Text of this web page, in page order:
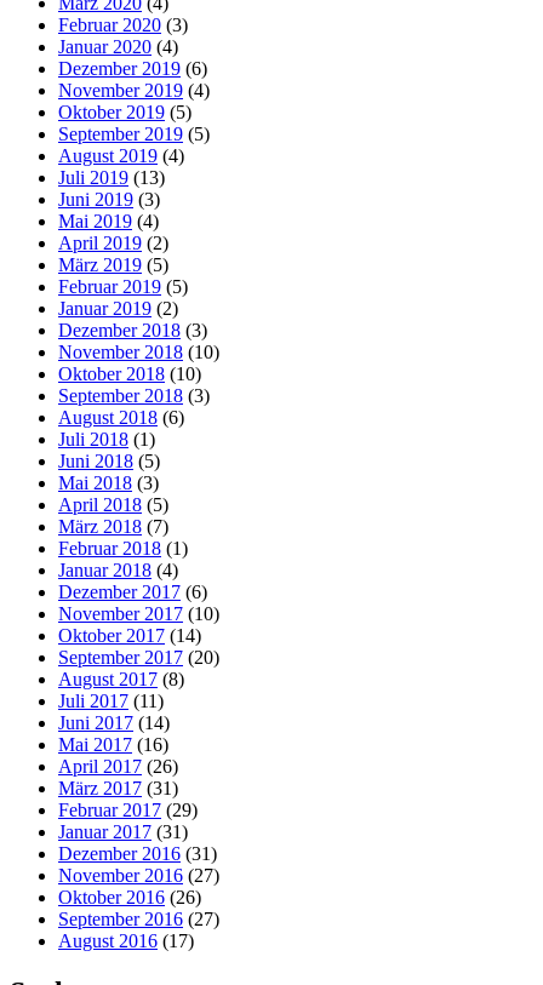
Februar 2020 (3)
Januar 2020 (4)
Dezember 2019 (6)
November 2019 (4)
Oktober 2019 (5)
September 2019 (5)
August 2019 (4)
Juli 2019 (13)
Juni 2019 (3)
Mai 2019 (4)
April 2019 (2)
März 2019 (5)
Februar 2019 (5)
Januar 2019 (2)
Dezember 2018 (3)
November 2018 (10)
Oktober 2018 (10)
September 2018 (3)
August 2018 (6)
Juli 2018 (1)
Juni 2018 (5)
Mai 2018 (3)
April 2018 (5)
März 2018 (7)
Februar 2018 (1)
Januar 2018 (4)
Dezember 2017 (6)
November 2017 (10)
Oktober 2017 (14)
September 2017 (20)
August 2017 (8)
Juli 2017 (11)
Juni 2017 (14)
Mai 2017 (16)
April 2017 (26)
März 2017 (31)
Februar 2017 (29)
Januar 2017 (31)
Dezember 2016 (31)
November 2016 (27)
Oktober 2016 (26)
September 2016 (27)
August 2016 (17)